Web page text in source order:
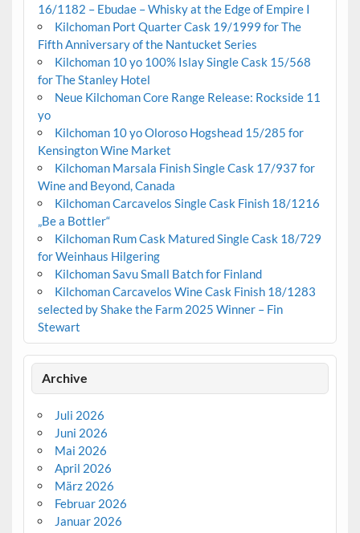
16/1182 – Ebudae – Whisky at the Edge of Empire I
Kilchoman Port Quarter Cask 19/1999 for The
Fifth Anniversary of the Nantucket Series
Kilchoman 10 yo 100% Islay Single Cask 15/568
for The Stanley Hotel
Neue Kilchoman Core Range Release: Rockside 11
yo
Kilchoman 10 yo Oloroso Hogshead 15/285 for
Kensington Wine Market
Kilchoman Marsala Finish Single Cask 17/937 for
Wine and Beyond, Canada
Kilchoman Carcavelos Single Cask Finish 18/1216
„Be a Bottler“
Kilchoman Rum Cask Matured Single Cask 18/729
for Weinhaus Hilgering
Kilchoman Savu Small Batch for Finland
Kilchoman Carcavelos Wine Cask Finish 18/1283
selected by Shake the Farm 2025 Winner – Fin
Stewart
Archive
Juli 2026
Juni 2026
Mai 2026
April 2026
März 2026
Februar 2026
Januar 2026